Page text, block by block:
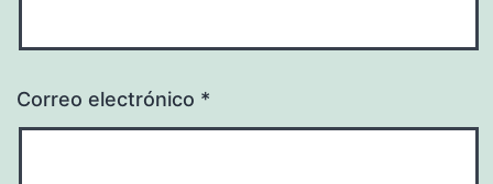
Correo electrónico *